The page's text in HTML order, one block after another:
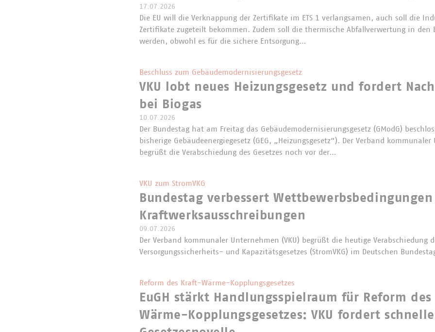
17.07.2026
Die EU will die Verknappung der Zertifikate im ETS 1 verlangsamen, auch soll die
Zertifikate zugeteilt bekommen. Zudem soll die thermische Abfallverwertung in den
werden, obwohl es für die sichere Entsorgung…
Beschluss zum Gebäudemodernisierungsgesetz
VKU lobt neues Heizungsgesetz und fordert
bei Biogas
10.07.2026
Der Bundestag hat am Freitag das Gebäudemodernisierungsgesetz (GModG)
bisherige Gebäudeenergiegesetz (GEG, „Heizungsgesetz“). Der Verband kommunaler
begrüßt die Verabschiedung des Gesetzes noch vor der…
VKU zum StromVKG
Bundestag verbessert
Kraftwerksausschreibungen
09.07.2026
Der Verband kommunaler Unternehmen (VKU) begrüßt die heutige Verabschiedung
Versorgungssicherheits- und Kapazitätsgesetzes (StromVKG) im Deutschen
Reform des Kraft-Wärme-Kopplungsgesetzes
EuGH stärkt Handlungsspielraum für Reform
Wärme-Kopplungsgesetzes: VKU fordert schnelle